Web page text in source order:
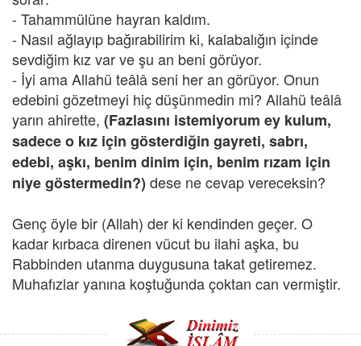
- Tahammülüne hayran kaldım.
- Nasıl ağlayıp bağırabilirim ki, kalabalığın içinde
sevdiğim kız var ve şu an beni görüyor.
- İyi ama Allahü teâlâ seni her an görüyor. Onun
edebini gözetmeyi hiç düşünmedin mi? Allahü teâlâ
yarın ahirette, (Fazlasını istemiyorum ey kulum,
sadece o kız için gösterdiğin gayreti, sabrı,
edebi, aşkı, benim dinim için, benim rızam için
niye göstermedin?) dese ne cevap vereceksin?
Genç öyle bir (Allah) der ki kendinden geçer. O
kadar kırbaca direnen vücut bu ilahi aşka, bu
Rabbinden utanma duygusuna takat getiremez.
Muhafızlar yanına koştuğunda çoktan can vermiştir.